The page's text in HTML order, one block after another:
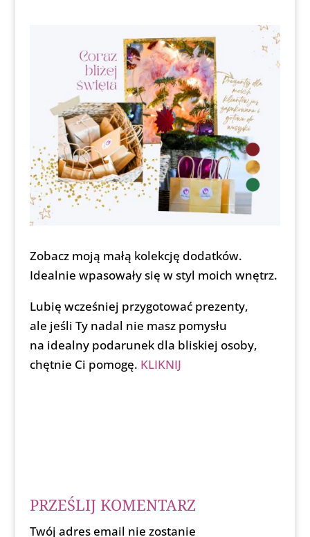
Zobacz moją małą kolekcję dodatków.
Idealnie wpasowały się w styl moich wnętrz.
Lubię wcześniej przygotować prezenty,
ale jeśli Ty nadal nie masz pomysłu
na idealny podarunek dla bliskiej osoby,
chętnie Ci pomogę. KLIKNIJ
PRZEŚLIJ KOMENTARZ
Twój adres email nie zostanie